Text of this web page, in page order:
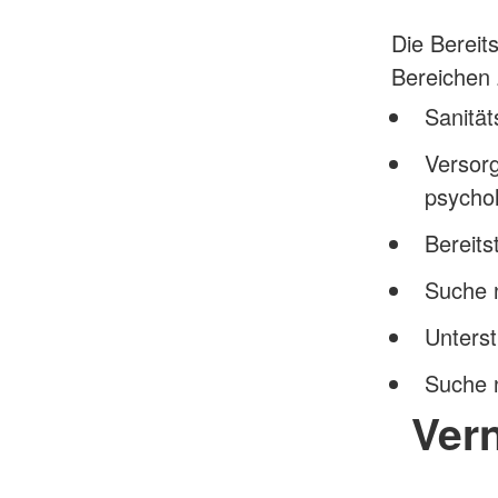
Die
Suche
Suche